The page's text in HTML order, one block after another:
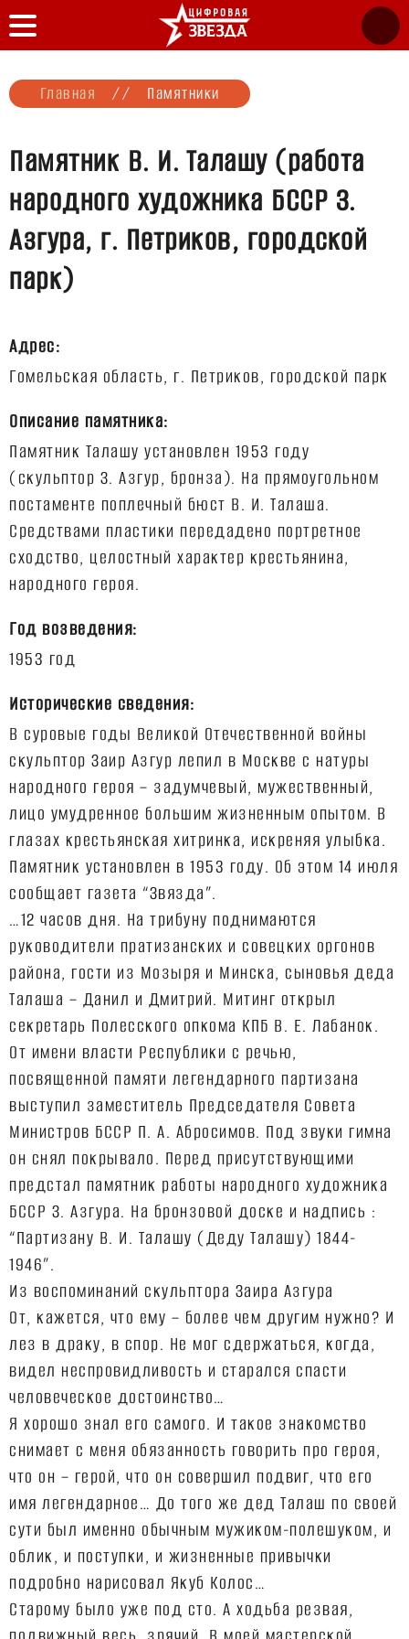
Главная // Памятники
Памятник В. И. Талашу (работа
народного художника БССР З.
Азгура, г. Петриков, городской
парк)
Адрес:
Описание памятника:
Памятник Талашу установлен 1953 году
(скульптор З. Азгур, бронза). На прямоугольном
постаменте поплечный бюст В. И. Талаша.
Средствами пластики передадено портретное
сходство, целостный характер крестьянина,
Год возведения:
Исторические сведения:
В суровые годы Великой Отечественной войны
скульптор Заир Азгур лепил в Москве с натуры
народного героя – задумчевый, мужественный,
лицо умудренное большим жизненным опытом. В
глазах крестьянская хитринка, искреняя улыбка.
Памятник установлен в 1953 году. Об этом 14 июля
сообщает газета “Звязда”.
…12 часов дня. На трибуну поднимаются
руководители пратизанских и совецких оргонов
района, гости из Мозыря и Минска, сыновья деда
Талаша – Данил и Дмитрий. Митинг открыл
секретарь Полесского опкома КПБ В. Е. Лабанок.
От имени власти Республики с речью,
посвященной памяти легендарного партизана
выступил заместитель Председателя Совета
Министров БССР П. А. Абросимов. Под звуки гимна
он снял покрывало. Перед присутствующими
предстал памятник работы народного художника
БССР З. Азгура. На бронзовой доске и надпись :
“Партизану В. И. Талашу (Деду Талашу) 1844-
1946”.
Из воспоминаний скульптора Заира Азгура
От, кажется, что ему – более чем другим нужно? И
лез в драку, в спор. Не мог сдержаться, когда,
видел неспровидливость и старался спасти
человеческое достоинство…
Я хорошо знал его самого. И такое знакомство
снимает с меня обязанность говорить про героя,
что он – герой, что он совершил подвиг, что его
имя легендарное… До того же дед Талаш по своей
сути был именно обычным мужиком-полешуком, и
облик, и поступки, и жизненные привычки
подробно нарисовал Якуб Колос…
Старому было уже под сто. А ходьба резвая,